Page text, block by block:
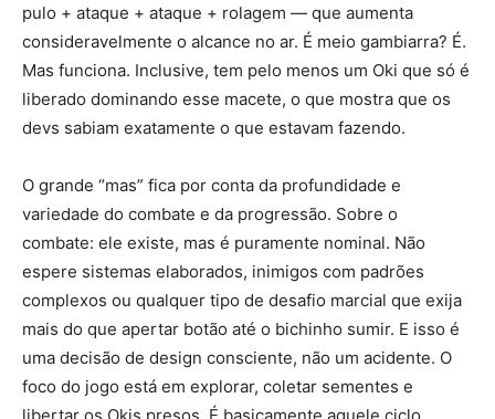
pulo + ataque + ataque + rolagem — que aumenta
consideravelmente o alcance no ar. É meio gambiarra? É.
Mas funciona. Inclusive, tem pelo menos um Oki que só é
liberado dominando esse macete, o que mostra que os
devs sabiam exatamente o que estavam fazendo.
O grande “mas” fica por conta da profundidade e
variedade do combate e da progressão. Sobre o
combate: ele existe, mas é puramente nominal. Não
espere sistemas elaborados, inimigos com padrões
complexos ou qualquer tipo de desafio marcial que exija
mais do que apertar botão até o bichinho sumir. E isso é
uma decisão de design consciente, não um acidente. O
foco do jogo está em explorar, coletar sementes e